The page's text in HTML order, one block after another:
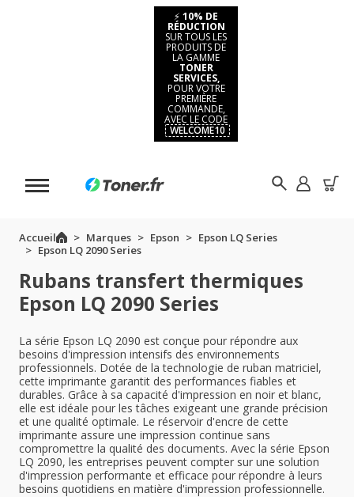
⚡ 10% DE
RÉDUCTION
SUR TOUS LES
PRODUITS DE
LA GAMME
TONER
SERVICES,
POUR VOTRE
PREMIÈRE
COMMANDE,
AVEC LE CODE
WELCOME10
Accueil Marques Epson
Epson LQ Series
Epson LQ 2090 Series
Rubans transfert thermiques
Epson LQ 2090 Series
La série Epson LQ 2090 est conçue pour répondre aux
besoins d'impression intensifs des environnements
professionnels. Dotée de la technologie de ruban matriciel,
cette imprimante garantit des performances fiables et
durables. Grâce à sa capacité d'impression en noir et blanc,
elle est idéale pour les tâches exigeant une grande précision
et une qualité optimale. Le réservoir d'encre de cette
imprimante assure une impression continue sans
compromettre la qualité des documents. Avec la série Epson
LQ 2090, les entreprises peuvent compter sur une solution
d'impression performante et efficace pour répondre à leurs
besoins quotidiens en matière d'impression professionnelle.